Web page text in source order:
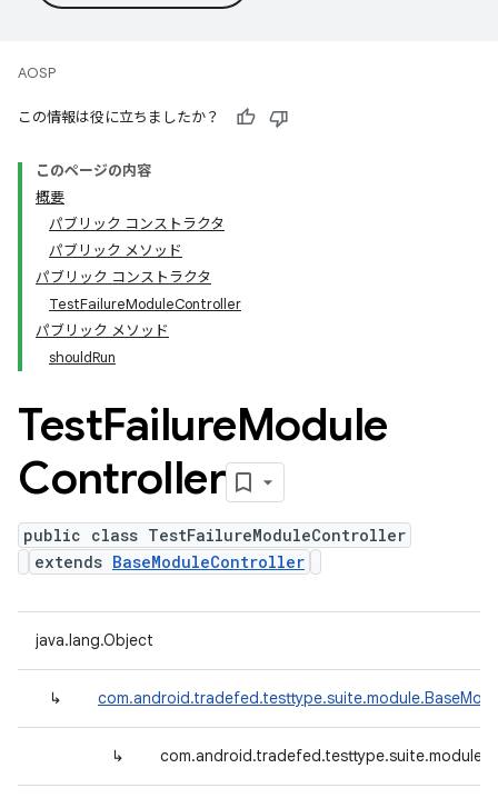
AOSP
この情報は役に立ちましたか？
このページの内容
概要
パブリック コンストラクタ
パブリック メソッド
パブリック コンストラクタ
TestFailureModuleController
パブリック メソッド
shouldRun
TestFailureModule
Controller
public class TestFailureModuleController
extends BaseModuleController
java.lang.Object
↳
↳